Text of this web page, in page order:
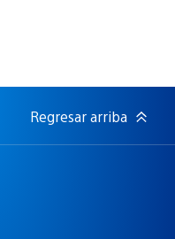
Regresar arriba